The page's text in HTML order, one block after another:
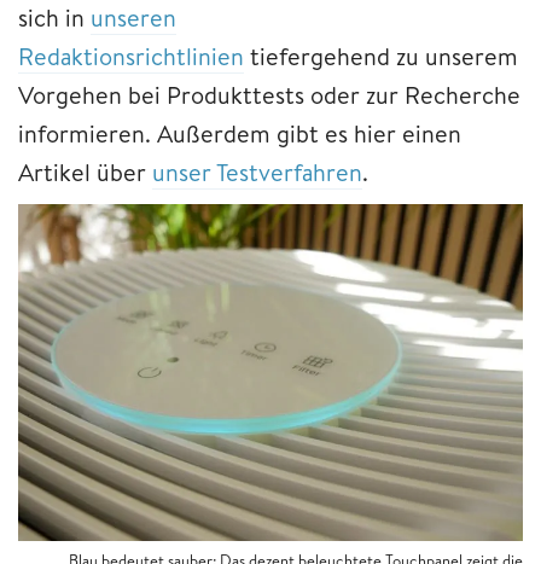
sich in unseren
Redaktionsrichtlinien tiefergehend zu unserem
Vorgehen bei Produkttests oder zur Recherche
informieren. Außerdem gibt es hier einen
Artikel über unser Testverfahren.